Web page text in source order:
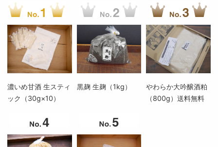
濃いめ甘酒 生スティ
ック（30g×10）
黒麹 生麹（1kg）
やわらか大吟醸酒粕
（800g）送料無料